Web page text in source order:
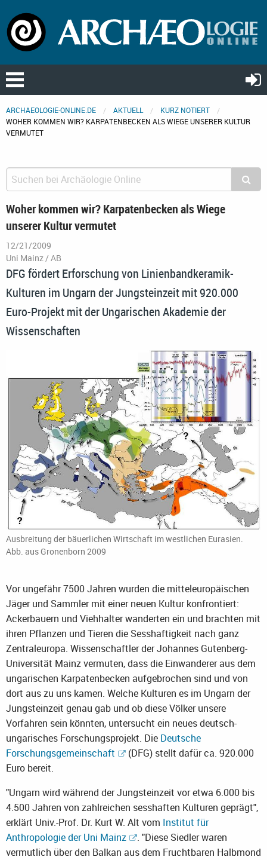
ARCHAEOLOGIE-ONLINE.DE AKTUELL
KURZ NOTIERT
WOHER KOMMEN WIR? KARPATENBECKEN ALS WIEGE UNSERER KULTUR
VERMUTET
Woher kommen wir? Karpatenbecken als Wiege
unserer Kultur vermutet
12/21/2009
Uni Mainz / AB
DFG fördert Erforschung von Linienbandkeramik-
Kulturen im Ungarn der Jungsteinzeit mit 920.000
Euro-Projekt mit der Ungarischen Akademie der
Wissenschaften
Ausbreitung der bäuerlichen Wirtschaft im westlichen Eurasien.
Abb. aus Gronenborn 2009
Vor ungefähr 7500 Jahren wurden die mitteleuropäischen
Jäger und Sammler mit einer neuen Kultur konfrontiert:
Ackerbauern und Viehhalter wanderten ein und brachten mit
ihren Pflanzen und Tieren die Sesshaftigkeit nach ganz
Zentraleuropa. Wissenschaftler der Johannes Gutenberg-
Universität Mainz vermuten, dass die Einwanderer aus dem
ungarischen Karpatenbecken aufgebrochen sind und von
dort aus zu uns kamen. Welche Kulturen es im Ungarn der
Jungsteinzeit genau gab und ob diese Völker unsere
Vorfahren sein könnten, untersucht ein neues deutsch-
ungarisches Forschungsprojekt. Die Deutsche
Forschungsgemeinschaft
(DFG) stellt dafür ca. 920.000
Euro bereit.
"Ungarn wird während der Jungsteinzeit vor etwa 6.000 bis
4.500 Jahren von zahlreichen sesshaften Kulturen geprägt",
erklärt Univ.-Prof. Dr. Kurt W. Alt vom Institut für
Anthropologie der Uni Mainz
. "Diese Siedler waren
vermutlich über den Balkan aus dem Fruchtbaren Halbmond